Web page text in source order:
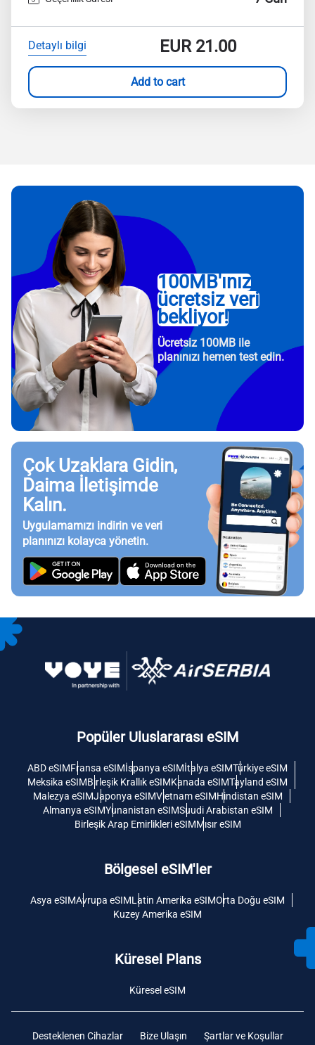
Detaylı bilgi EUR21.00
Add to cart
100MB'ınız
ücretsiz veri
bekliyor!
Ücretsiz 100MB ile
planınızı hemen test edin.
Çok Uzaklara Gidin,
Daima İletişimde
Kalın.
Uygulamamızı indirin ve veri
planınızı kolayca yönetin.
Popüler Uluslararası eSIM
ABD eSIMFransa eSIMİspanya eSIMİtalya eSIMTürkiye eSIM
Meksika eSIMBirleşik Krallık eSIMKanada eSIMTayland eSIM
Malezya eSIMJaponya eSIMVietnam eSIMHindistan eSIM
Almanya eSIMYunanistan eSIMSuudi Arabistan eSIM
Birleşik Arap Emirlikleri eSIMMısır eSIM
Bölgesel eSIM'ler
Asya eSIMAvrupa eSIMLatin Amerika eSIMOrta Doğu eSIM
Kuzey Amerika eSIM
Küresel Plans
Küresel eSIM
Desteklenen Cihazlar Bize Ulaşın Şartlar ve Koşullar